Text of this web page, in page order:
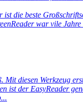
die beste
war vile Jahre
Mit diesen Werkzeug
ist der EasyReader